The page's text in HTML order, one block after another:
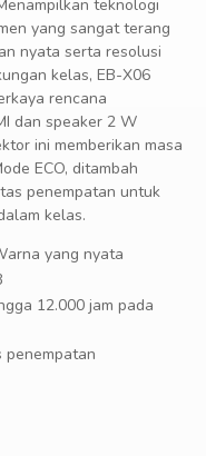
teknologi
yang sangat terang
nyata serta resolusi
kelas, EB-X06
rencana
dan speaker 2 W
ini memberikan masa
ECO, ditambah
penempatan untuk
kelas.
yang nyata
12.000 jam pada
penempatan